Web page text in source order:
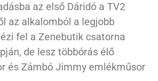
az első Dáridó a TV2
az alkalomból a legjobb
fel a Zenebutik csatorna
de lesz többórás élő
és Zámbó Jimmy emlékműsor